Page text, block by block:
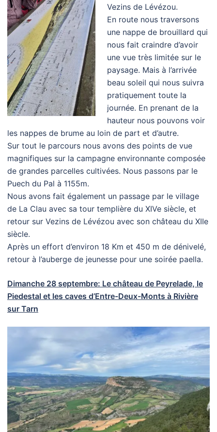
Vezins de Lévézou.
En route nous traversons
une nappe de brouillard qui
nous fait craindre d’avoir
une vue très limitée sur le
paysage. Mais à l’arrivée
beau soleil qui nous suivra
pratiquement toute la
journée. En prenant de la
hauteur nous pouvons voir
les nappes de brume au loin de part et d’autre.
Sur tout le parcours nous avons des points de vue
magnifiques sur la campagne environnante composée
de grandes parcelles cultivées. Nous passons par le
Puech du Pal à 1155m.
Nous avons fait également un passage par le village
de La Clau avec sa tour templière du XIVe siècle, et
retour sur Vezins de Lévézou avec son château du XIIe
siècle.
Après un effort d’environ 18 Km et 450 m de dénivelé,
retour à l’auberge de jeunesse pour une soirée paella.
Dimanche 28 septembre: Le château de Peyrelade, le
Piedestal et les caves d’Entre-Deux-Monts à Rivière
sur Tarn